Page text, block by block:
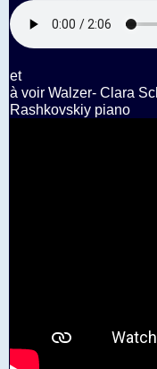
et
à voir Walzer- Clara
Rashkovskiy piano